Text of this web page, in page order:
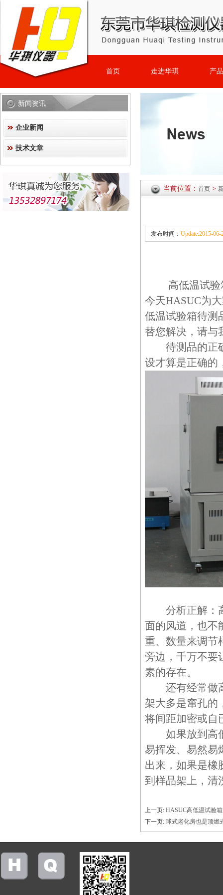
首页 走进华琪 产
新闻资讯
企业新闻
技术文章
当前位置： 首页 >
发布时间： Update:2015-06-
高低温试验箱
今天HASUC为
低温试验箱待测
替您解决，请与
待测品的正确
设才算是正确的
分析正解：高
面的风道，也不
重、数量来调节
旁边，千万不要
素的存在。
还有经常做高
架大多是窜孔的
将间距加密或自
如果放到高低
易挥发、易然易
出来，如果是橡
到样品架上，清
上一页: HASUC高低温试验
下一页: 球式老化房也是顶燃